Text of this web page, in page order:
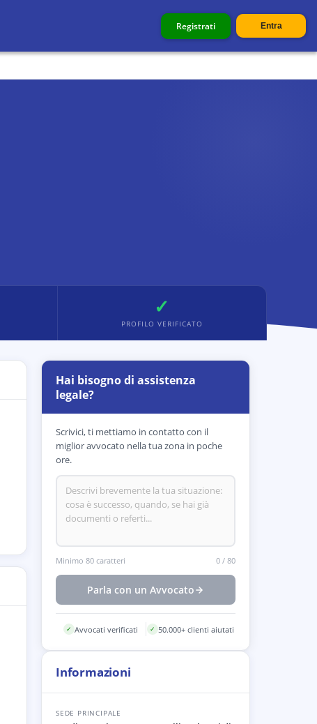
Registrati Entra
✓
PROFILO VERIFICATO
Hai bisogno di assistenza
legale?
Scrivici, ti mettiamo in contatto con il
miglior avvocato nella tua zona in poche
ore.
Minimo 80 caratteri 0 / 80
Parla con un Avvocato
✓ Avvocati verificati ✓ 50.000+ clienti aiutati
Informazioni
SEDE PRINCIPALE